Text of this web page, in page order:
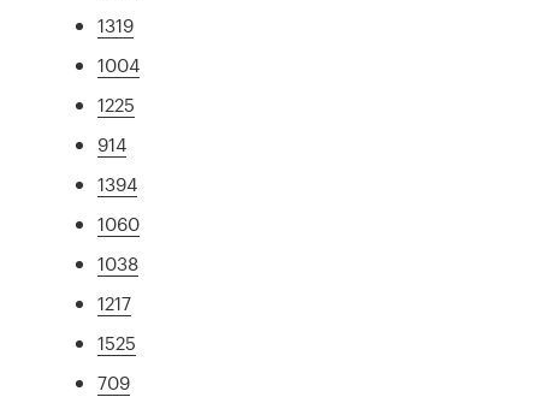
1319
1004
1225
914
1394
1060
1038
1217
1525
709